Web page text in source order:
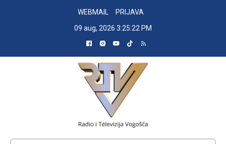
WEBMAIL
PRIJAVA
09 aug, 2026 3:25:23 PM